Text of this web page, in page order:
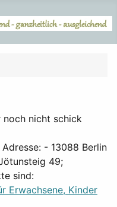
noch nicht schick
- 13088 Berlin
49;
sind:
Erwachsene, Kinder